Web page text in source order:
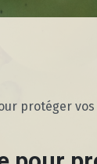
protéger